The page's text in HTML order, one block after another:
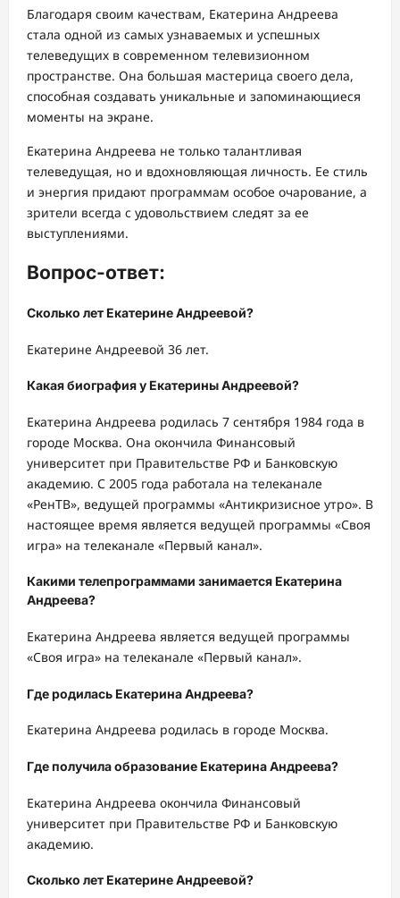
Благодаря своим качествам, Екатерина Андреева
стала одной из самых узнаваемых и успешных
телеведущих в современном телевизионном
пространстве. Она большая мастерица своего дела,
способная создавать уникальные и запоминающиеся
моменты на экране.
Екатерина Андреева не только талантливая
телеведущая, но и вдохновляющая личность. Ее стиль
и энергия придают программам особое очарование, а
зрители всегда с удовольствием следят за ее
выступлениями.
Вопрос-ответ:
Сколько лет Екатерине Андреевой?
Екатерине Андреевой 36 лет.
Какая биография у Екатерины Андреевой?
Екатерина Андреева родилась 7 сентября 1984 года в
городе Москва. Она окончила Финансовый
университет при Правительстве РФ и Банковскую
академию. С 2005 года работала на телеканале
«РенТВ», ведущей программы «Антикризисное утро». В
настоящее время является ведущей программы «Своя
игра» на телеканале «Первый канал».
Какими телепрограммами занимается Екатерина
Андреева?
Екатерина Андреева является ведущей программы
«Своя игра» на телеканале «Первый канал».
Где родилась Екатерина Андреева?
Екатерина Андреева родилась в городе Москва.
Где получила образование Екатерина Андреева?
Екатерина Андреева окончила Финансовый
университет при Правительстве РФ и Банковскую
академию.
Сколько лет Екатерине Андреевой?